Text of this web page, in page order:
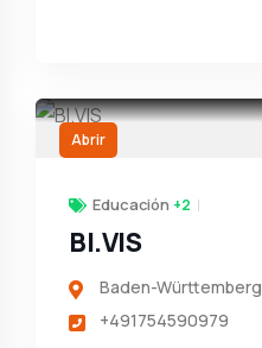
Abrir
Educación +2
BI.VIS
Baden-Württemberg
+491754590979